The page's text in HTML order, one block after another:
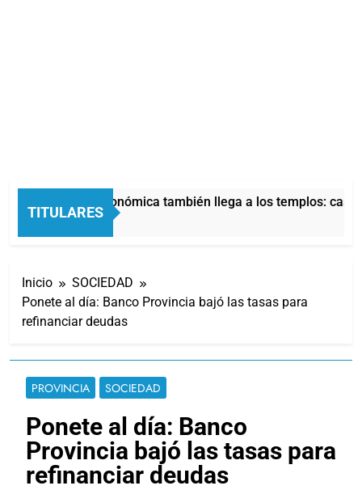
TITULARES
La crisis económica también llega a los templos: casi
5 Horas Atrás
Inicio
SOCIEDAD
Ponete al día: Banco Provincia bajó las tasas para
refinanciar deudas
PROVINCIA SOCIEDAD
Ponete al día: Banco
Provincia bajó las tasas para
refinanciar deudas